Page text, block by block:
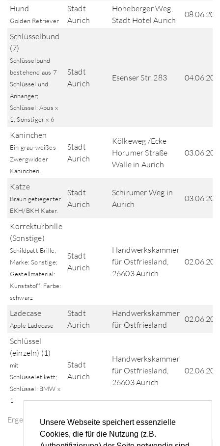
Unsere Webseite speichert essenzielle
Cookies, die für die Nutzung (z.B.
Ergebnisse der Fundsuche
Hund
Golden Retriever
Stadt
Aurich
Hoheberger Weg,
Stadt Hotel Aurich
Schlüsselbund
(7)
Schlüsselbund
bestehend aus 7
Schlüssel und
Anhänger;
Schlüssel: Abus x
1, Sonstiger x 6
Stadt
Aurich
Esenser Str. 283
Kaninchen
Ein grau-weißes
Zwergwidder
Kaninchen.
Stadt
Aurich
Kölkeweg /Ecke
Horumer Straße
Walle in Aurich
Katze
Braun getiegerter
EKH/BKH Kater.
Stadt
Aurich
Schirumer Weg in
Aurich
Korrekturbrille
(Sonstige)
Schildpatt Brille;
Marke: Sonstige;
Gestellmaterial:
Kunststoff; Farbe:
schwarz
Stadt
Aurich
Handwerkskammer
für Ostfriesland,
26603 Aurich
Ladecase
Apple Ladecase
Stadt
Aurich
Handwerkskammer
für Ostfriesland
Schlüssel
(einzeln) (1)
mit
Schlüsseletikett;
Schlüssel: BMW x
1
Stadt
Aurich
Handwerkskammer
für Ostfriesland,
26603 Aurich